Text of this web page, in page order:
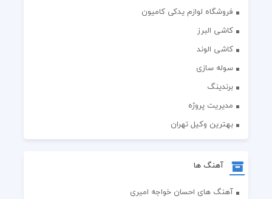
فروشگاه لوازم یدکی کامیون
کاشی البرز
کاشی الوند
سوله سازی
برندینگ
مدیریت پروژه
بهترین وکیل تهران
آهنگ ها
آهنگ های احسان خواجه امیری